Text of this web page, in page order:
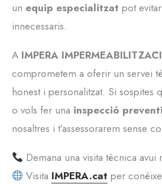
un equip especialitzat pot
innecessaris.
A IMPERA
comprometem a oferir un servei
honest i personalitzat. Si sospites
o vols fer una inspecció
nosaltres i t’assessorarem sense
Demana una visita tècnica avui
Visita IMPERA.cat per